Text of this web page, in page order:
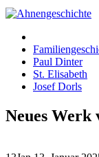
Paul Dinter
St. Elisabeth
Josef Dorls
Neues Werk